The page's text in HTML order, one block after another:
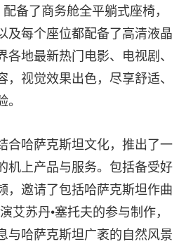
备了商务舱全平躺式座椅，
及每个座位都配备了高清液晶
地最新热门电影、电视剧、
视觉效果出色，尽享舒适、
合哈萨克斯坦文化，推出了一
机上产品与服务。包括备受好
，邀请了包括哈萨克斯坦作曲
艾苏丹•塞托夫的参与制作，
与哈萨克斯坦广袤的自然风景